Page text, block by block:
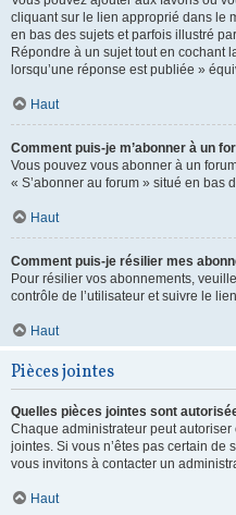
cliquant sur le lien approprié dans le
en bas des sujets et parfois illustré
Répondre à un sujet tout en cochant
lorsqu’une réponse est publiée »
Haut
Comment puis-je m’abonner à un
Vous pouvez vous abonner à un
« S’abonner au forum » situé en bas
Haut
Comment puis-je résilier mes
Pour résilier vos abonnements,
contrôle de l’utilisateur et suivre le
Haut
Pièces jointes
Quelles pièces jointes sont
Chaque administrateur peut
jointes. Si vous n’êtes pas certain de
vous invitons à contacter un
Haut